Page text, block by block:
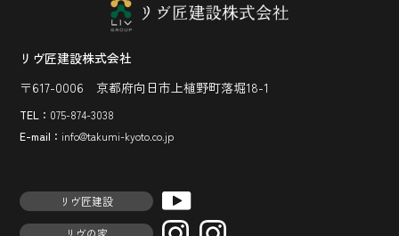
リヴ匠建設株式会社
〒617-0006 京都府向日市上植野町落堀18-1
TEL： 075-874-3038
E-mail： info@takumi-kyoto.co.jp
リヴ匠建設
リヴの家